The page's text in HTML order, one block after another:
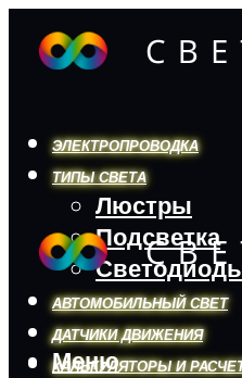
ЭЛЕКТРОПРОВОДКА
ТИПЫ СВЕТА
Люстры
Подсветка
АВТОМОБИЛЬНЫЙ СВЕТ
ДАТЧИКИ ДВИЖЕНИЯ
КАЛЬКУЛЯТОРЫ И
Меню